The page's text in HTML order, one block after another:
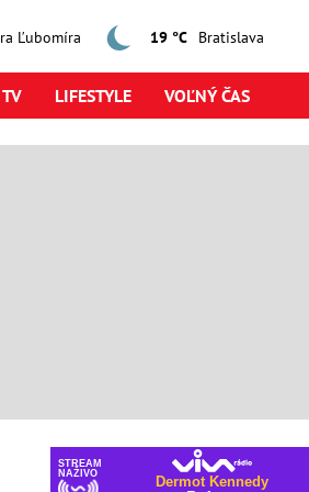
Ľubomíra 19 °C
LIFESTYLE VOĽNÝ ČAS
STREAM
NAŽIVO
Dermot Kennedy